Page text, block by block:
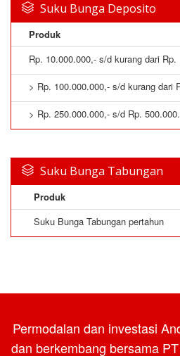
Suku Bunga Deposito
Produk
Rp. 10.000.000,- s/d kurang dari Rp.
> Rp. 100.000.000,- s/d kurang dari
> Rp. 250.000.000,- s/d Rp.
Suku Bunga Tabungan
Produk
Suku Bunga Tabungan pertahun
Permodalan dan investasi
dan berkembang bersama